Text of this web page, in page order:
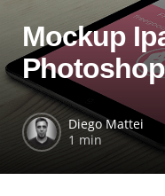
Mockup
Photoshop
Diego Mattei
1 min